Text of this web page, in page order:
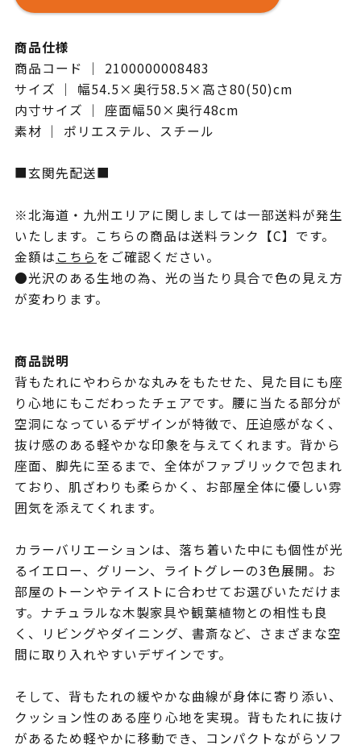
商品仕様
商品コード ｜ 2100000008483
サイズ ｜ 幅54.5×奥行58.5×高さ80(50)cm
内寸サイズ ｜ 座面幅50×奥行48cm
素材 ｜ ポリエステル、スチール
■玄関先配送■
※北海道・九州エリアに関しましては一部送料が発生
いたします。こちらの商品は送料ランク【C】です。
金額はこちらをご確認ください。
●光沢のある生地の為、光の当たり具合で色の見え方
が変わります。
商品説明
背もたれにやわらかな丸みをもたせた、見た目にも座
り心地にもこだわったチェアです。腰に当たる部分が
空洞になっているデザインが特徴で、圧迫感がなく、
抜け感のある軽やかな印象を与えてくれます。背から
座面、脚先に至るまで、全体がファブリックで包まれ
ており、肌ざわりも柔らかく、お部屋全体に優しい雰
囲気を添えてくれます。
カラーバリエーションは、落ち着いた中にも個性が光
るイエロー、グリーン、ライトグレーの3色展開。お
部屋のトーンやテイストに合わせてお選びいただけま
す。ナチュラルな木製家具や観葉植物との相性も良
く、リビングやダイニング、書斎など、さまざまな空
間に取り入れやすいデザインです。
そして、背もたれの緩やかな曲線が身体に寄り添い、
クッション性のある座り心地を実現。背もたれに抜け
があるため軽やかに移動でき、コンパクトながらソフ